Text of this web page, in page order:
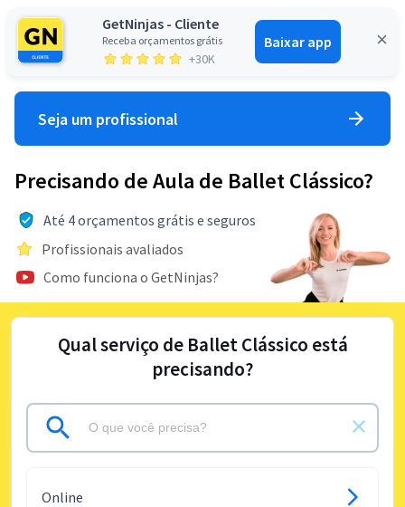
GetNinjas - Cliente
Receba orçamentos grátis
+30K
Baixar app
Entrar
Seja um profissional
Precisando de Aula de Ballet Clássico?
Até 4 orçamentos grátis e seguros
Profissionais avaliados
Como funciona o GetNinjas?
Qual serviço de Ballet Clássico está
precisando?
Online